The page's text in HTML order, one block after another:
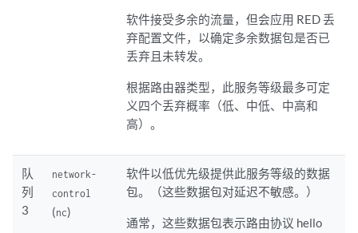
软件接受多余的流量，但会应用 RED 丢
弃配置文件，以确定多余数据包是否已
丢弃且未转发。
根据路由器类型，此服务等级最多可定
义四个丢弃概率（低、中低、中高和
高）。
队
列
3
network-
control
(nc)
软件以低优先级提供此服务等级的数据
包。（这些数据包对延迟不敏感。）
通常，这些数据包表示路由协议 hello